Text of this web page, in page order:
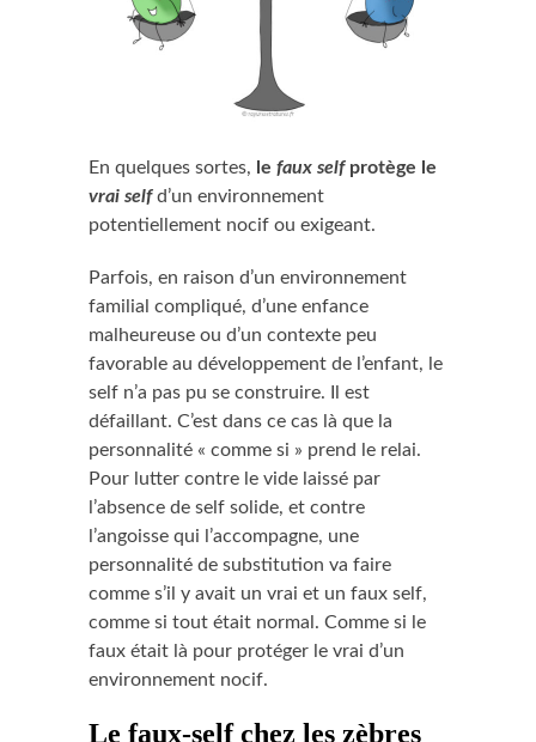
En quelques sortes, le faux self protège le
vrai selfd’un environnement
potentiellement nocif ou exigeant.
Parfois, en raison d’un environnement
familial compliqué, d’une enfance
malheureuse ou d’un contexte peu
favorable au développement de l’enfant, le
self n’a pas pu se construire. Il est
défaillant. C’est dans ce cas là que la
personnalité « comme si » prend le relai.
Pour lutter contre le vide laissé par
l’absence de self solide, et contre
l’angoisse qui l’accompagne, une
personnalité de substitution va faire
comme s’il y avait un vrai et un faux self,
comme si tout était normal. Comme si le
faux était là pour protéger le vrai d’un
environnement nocif.
Le faux-self chez les zèbres